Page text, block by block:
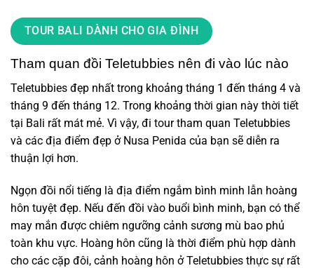
TOUR BALI DÀNH CHO GIA ĐÌNH
Tham quan đồi Teletubbies nên đi vào lúc nào
Teletubbies đẹp nhất trong khoảng tháng 1 đến tháng 4 và
tháng 9 đến tháng 12. Trong khoảng thời gian này thời tiết
tại Bali rất mát mẻ. Vì vậy, đi tour tham quan Teletubbies
và các địa điểm đẹp ở Nusa Penida của bạn sẽ diễn ra
thuận lợi hơn.
Ngọn đồi nổi tiếng là địa điểm ngắm bình minh lẫn hoàng
hôn tuyệt đẹp. Nếu đến đồi vào buổi bình minh, bạn có thể
may mắn được chiêm ngưỡng cảnh sương mù bao phủ
toàn khu vực. Hoàng hôn cũng là thời điểm phù hợp dành
cho các cặp đôi, cảnh hoàng hôn ở Teletubbies thực sự rất